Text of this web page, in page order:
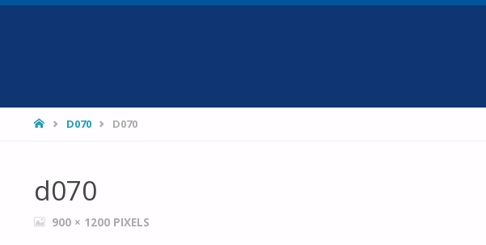
HOMED070 D070
d070
FULL900 × 1200 PIXELS